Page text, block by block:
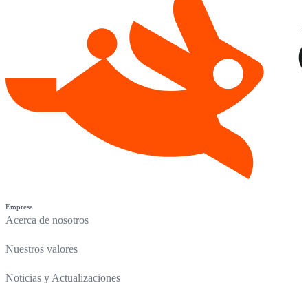
Empresa
Acerca de nosotros
Nuestros valores
Noticias y Actualizaciones